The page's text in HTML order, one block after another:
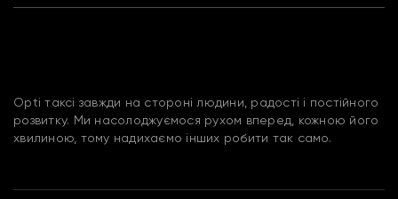
Opti таксі завжди на стороні людини, радості і постійного
розвитку. Ми насолоджуємося рухом вперед, кожною його
хвилиною, тому надихаємо інших робити так само.